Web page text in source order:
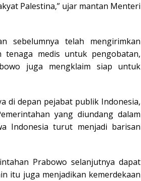
Palestina,” ujar mantan Menteri
sebelumnya telah mengirimkan
tenaga medis untuk pengobatan,
juga mengklaim siap untuk
di depan pejabat publik Indonesia,
yang diundang dalam
Indonesia turut menjadi barisan
Prabowo selanjutnya dapat
itu juga menjadikan kemerdekaan